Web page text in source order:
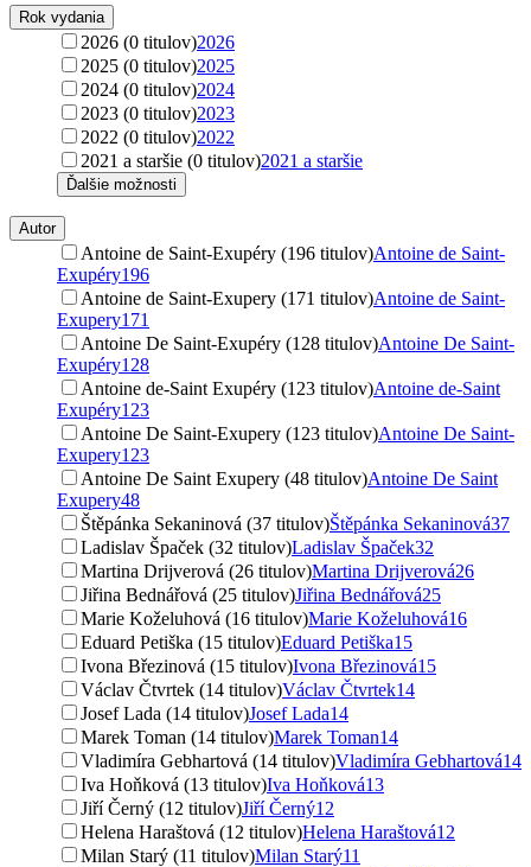
Rok vydania
2026 (0 titulov)2026
2025 (0 titulov)2025
2024 (0 titulov)2024
2023 (0 titulov)2023
2022 (0 titulov)2022
2021 a staršie (0 titulov)2021 a staršie
Ďalšie možnosti
Autor
Antoine de Saint-Exupéry (196 titulov)Antoine de Saint-
Exupéry196
Antoine de Saint-Exupery (171 titulov)Antoine de Saint-
Exupery171
Antoine De Saint-Exupéry (128 titulov)Antoine De Saint-
Exupéry128
Antoine de-Saint Exupéry (123 titulov)Antoine de-Saint
Exupéry123
Antoine De Saint-Exupery (123 titulov)Antoine De Saint-
Exupery123
Antoine De Saint Exupery (48 titulov)Antoine De Saint
Exupery48
Štěpánka Sekaninová (37 titulov)Štěpánka Sekaninová37
Ladislav Špaček (32 titulov)Ladislav Špaček32
Martina Drijverová (26 titulov)Martina Drijverová26
Jiřina Bednářová (25 titulov)Jiřina Bednářová25
Marie Koželuhová (16 titulov)Marie Koželuhová16
Eduard Petiška (15 titulov)Eduard Petiška15
Ivona Březinová (15 titulov)Ivona Březinová15
Václav Čtvrtek (14 titulov)Václav Čtvrtek14
Josef Lada (14 titulov)Josef Lada14
Marek Toman (14 titulov)Marek Toman14
Vladimíra Gebhartová (14 titulov)Vladimíra Gebhartová14
Iva Hoňková (13 titulov)Iva Hoňková13
Jiří Černý (12 titulov)Jiří Černý12
Helena Haraštová (12 titulov)Helena Haraštová12
Milan Starý (11 titulov)Milan Starý11